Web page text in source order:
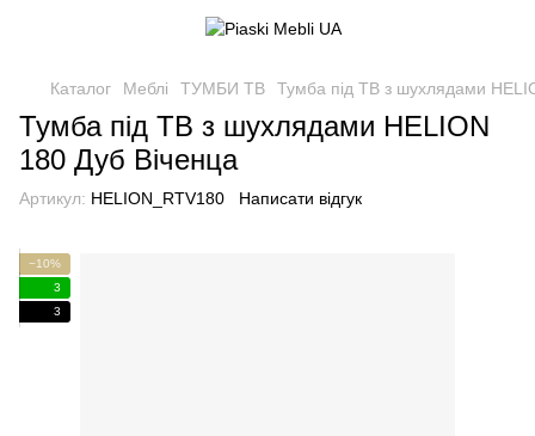
Каталог Меблі ТУМБИ ТВ Тумба під ТВ з шухлядами
Тумба під ТВ з шухлядами HELION
180 Дуб Віченца
Артикул: HELION_RTV180 Написати відгук
−10%
3
3